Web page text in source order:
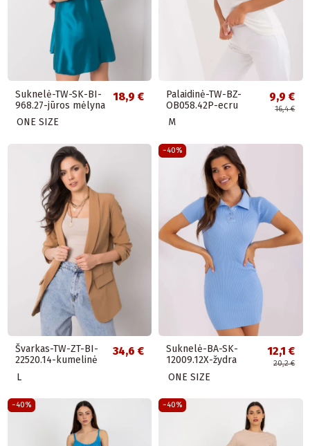
Suknelė-TW-SK-BI-
968.27-jūros mėlyna
18,9 €
ONE SIZE
Palaidinė-TW-BZ-
OB058.42P-ecru
9,9 €
16,4 €
M
Švarkas-TW-ZT-BI-
22520.14-kumelinė
34,6 €
L
−40%
Suknelė-BA-SK-
12009.12X-žydra
12,1 €
20,2 €
ONE SIZE
−40% −40%